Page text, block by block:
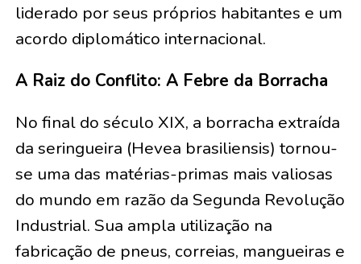
liderado por seus próprios habitantes e um
acordo diplomático internacional.
A Raiz do Conflito: A Febre da Borracha
No final do século XIX, a borracha extraída
da seringueira (Hevea brasiliensis) tornou-
se uma das matérias-primas mais valiosas
do mundo em razão da Segunda Revolução
Industrial. Sua ampla utilização na
fabricação de pneus, correias, mangueiras e